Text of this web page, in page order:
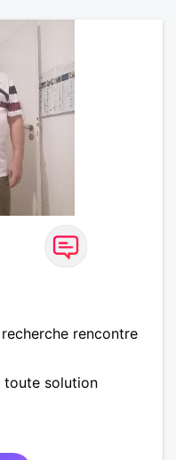
rencontre
toute solution